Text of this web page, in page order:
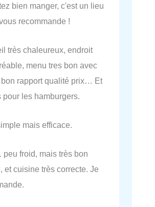
bien manger, c'est un lieu
recommande !
très chaleureux, endroit
menu tres bon avec
bon rapport qualité prix… Et
pour les hamburgers.
mais efficace.
peu froid, mais très bon
et cuisine très correcte. Je